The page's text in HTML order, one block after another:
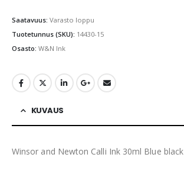
Saatavuus: Varasto loppu
Tuotetunnus (SKU): 14430-15
Osasto: W&N Ink
KUVAUS
Winsor and Newton Calli Ink 30ml Blue black